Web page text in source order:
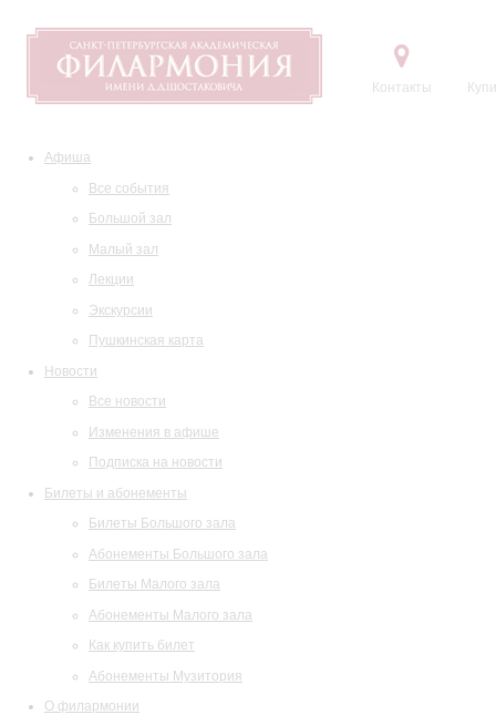
Контакты
Афиша
Все события
Большой зал
Малый зал
Лекции
Экскурсии
Пушкинская карта
Новости
Все новости
Изменения в афише
Подписка на новости
Билеты и абонементы
Билеты Большого зала
Абонементы Большого зала
Билеты Малого зала
Абонементы Малого зала
Как купить билет
Абонементы Музитория
О филармонии